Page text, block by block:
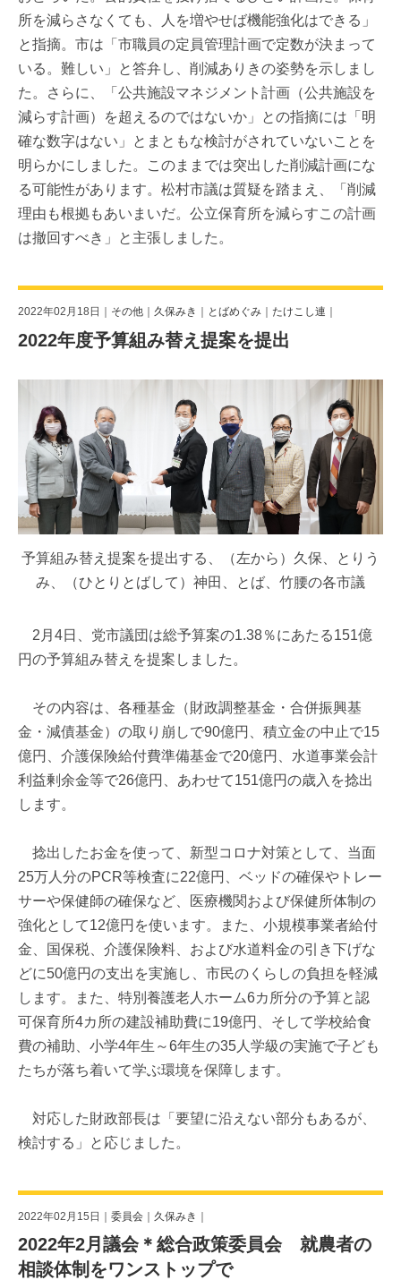
所を減らさなくても、人を増やせば機能強化はできる」
と指摘。市は「市職員の定員管理計画で定数が決まって
いる。難しい」と答弁し、削減ありきの姿勢を示しまし
た。さらに、「公共施設マネジメント計画（公共施設を
減らす計画）を超えるのではないか」との指摘には「明
確な数字はない」とまともな検討がされていないことを
明らかにしました。このままでは突出した削減計画にな
る可能性があります。松村市議は質疑を踏まえ、「削減
理由も根拠もあいまいだ。公立保育所を減らすこの計画
は撤回すべき」と主張しました。
2022年02月18日｜ その他 久保みき とばめぐみ たけこし連
2022年度予算組み替え提案を提出
予算組み替え提案を提出する、（左から）久保、とりう
み、（ひとりとばして）神田、とば、竹腰の各市議
2月4日、党市議団は総予算案の1.38％にあたる151億
円の予算組み替えを提案しました。
その内容は、各種基金（財政調整基金・合併振興基
金・減債基金）の取り崩しで90億円、積立金の中止で15
億円、介護保険給付費準備基金で20億円、水道事業会計
利益剰余金等で26億円、あわせて151億円の歳入を捻出
します。
捻出したお金を使って、新型コロナ対策として、当面
25万人分のPCR等検査に22億円、ベッドの確保やトレー
サーや保健師の確保など、医療機関および保健所体制の
強化として12億円を使います。また、小規模事業者給付
金、国保税、介護保険料、および水道料金の引き下げな
どに50億円の支出を実施し、市民のくらしの負担を軽減
します。また、特別養護老人ホーム6カ所分の予算と認
可保育所4カ所の建設補助費に19億円、そして学校給食
費の補助、小学4年生～6年生の35人学級の実施で子ども
たちが落ち着いて学ぶ環境を保障します。
対応した財政部長は「要望に沿えない部分もあるが、
検討する」と応じました。
2022年02月15日｜ 委員会 久保みき
2022年2月議会＊総合政策委員会 就農者の
相談体制をワンストップで